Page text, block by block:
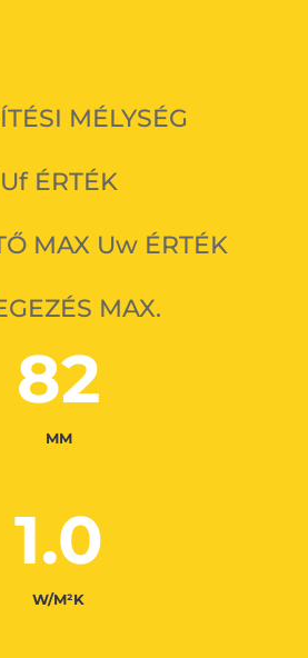
MÉLYSÉG
Uf ÉRTÉK
MAX Uw ÉRTÉK
MAX.
82
MM
1.0
W/M²K